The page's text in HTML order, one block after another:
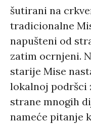
šutirani na
tradicionalne
napušteni od
zatim ocrnjeni.
starije Mise
lokalnoj podršci
strane mnogih
nameće pitanje